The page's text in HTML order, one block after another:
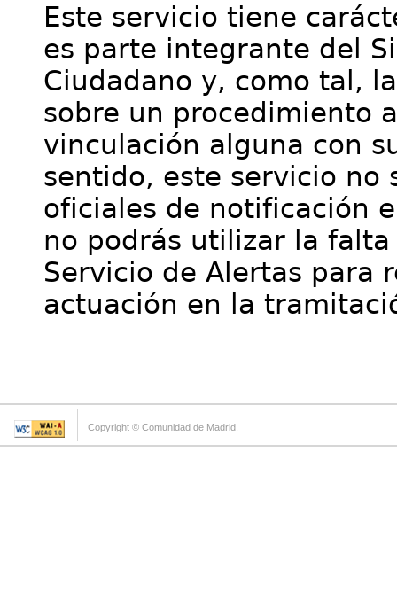
Este servicio tiene
es parte integrante del
Ciudadano y, como tal,
sobre un procedimiento
vinculación alguna con
sentido, este servicio no
oficiales de notificación
no podrás utilizar la
Servicio de Alertas para
actuación en la
Copyright © Comunidad de Madrid.